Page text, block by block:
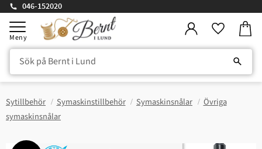
Meny
046-152020
Sytillbehör Symaskinstillbehör Symaskinsnålar
Övriga
symaskinsnålar